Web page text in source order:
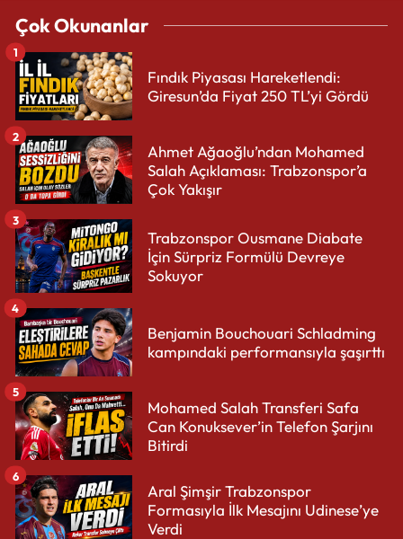
Çok Okunanlar
Fındık Piyasası Hareketlendi:
Giresun’da Fiyat 250 TL’yi Gördü
1
Ahmet Ağaoğlu’ndan Mohamed
Salah Açıklaması: Trabzonspor’a
Çok Yakışır
2
Trabzonspor Ousmane Diabate
İçin Sürpriz Formülü Devreye
Sokuyor
3
Benjamin Bouchouari Schladming
kampındaki performansıyla şaşırttı
4
Mohamed Salah Transferi Safa
Can Konuksever’in Telefon Şarjını
Bitirdi
5
Aral Şimşir Trabzonspor
Formasıyla İlk Mesajını Udinese’ye
Verdi
6